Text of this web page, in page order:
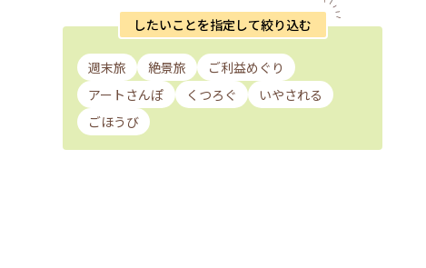
したいことを指定して絞り込む
週末旅 絶景旅
ご利益めぐり
アートさんぽ
くつろぐ
いやされる
ごほうび